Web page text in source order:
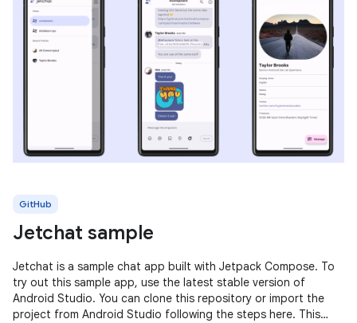
GitHub
Jetchat sample
Jetchat is a sample chat app built with Jetpack Compose. To
try out this sample app, use the latest stable version of
Android Studio. You can clone this repository or import the
project from Android Studio following the steps here. This